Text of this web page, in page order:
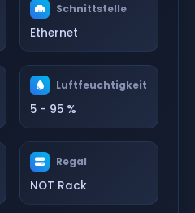
Schnittstelle
Ethernet
Luftfeuchtigkeit
5 - 95 %
Regal
NOT Rack